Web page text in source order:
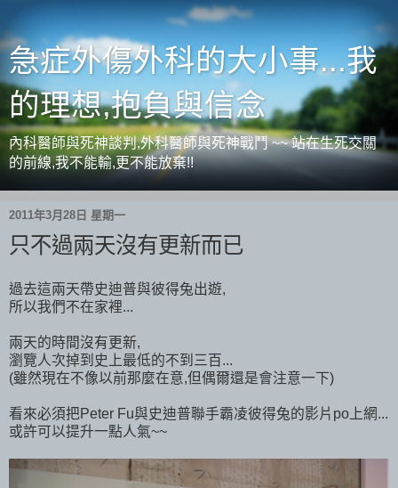
急症外傷外科的大小事...我
的理想,抱負與信念
內科醫師與死神談判,外科醫師與死神戰鬥 ~~ 站在生死交關
的前線,我不能輸,更不能放棄!!
2011年3月28日 星期一
只不過兩天沒有更新而已
過去這兩天帶史迪普與彼得兔出遊,
所以我們不在家裡...
兩天的時間沒有更新,
瀏覽人次掉到史上最低的不到三百...
(雖然現在不像以前那麼在意,但偶爾還是會注意一下)
看來必須把Peter Fu與史迪普聯手霸凌彼得兔的影片po上網...
或許可以提升一點人氣~~